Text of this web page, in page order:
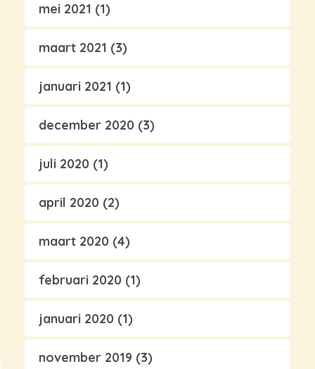
mei 2021 (1)
maart 2021 (3)
januari 2021 (1)
december 2020 (3)
juli 2020 (1)
april 2020 (2)
maart 2020 (4)
februari 2020 (1)
januari 2020 (1)
november 2019 (3)